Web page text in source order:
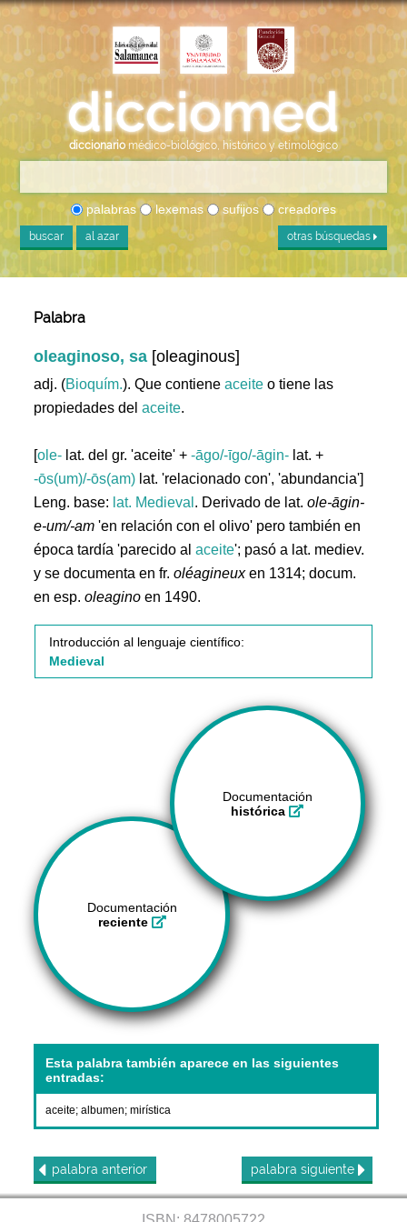
diccionario médico-biológico, histórico y etimológico
palabras lexemas sufijos creadores
buscar al azar otras búsquedas
Palabra
oleaginoso, sa [oleaginous]
adj. (Bioquím.). Que contieneaceite o tiene las
propiedades delaceite.
[ole- lat. del gr. 'aceite' +-āgo/-īgo/-āgin- lat. +
-ōs(um)/-ōs(am) lat. 'relacionado con', 'abundancia']
Leng. base: lat. Medieval . Derivado de lat.ole-āgin-
e-um/-am 'en relación con el olivo' pero también en
época tardía 'parecido alaceite'; pasó a lat. mediev.
y se documenta en fr.oléagineuxen 1314; docum.
en esp.oleagino en 1490.
Introducción al lenguaje científico:
Medieval
Documentación
histórica
Documentación
reciente
Esta palabra también aparece en las siguientes
entradas:
aceite;albumen;mirística
palabra anterior palabra siguiente